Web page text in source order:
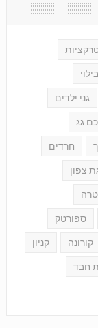
בילוי
גני ילדים
גג
חרדים
צפון
ספורטק
קורונה קניון
חבד